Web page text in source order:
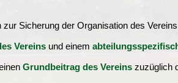
Sicherung der Organisation des
Vereins und einem
Grundbeitrag des Vereins zuzüglich